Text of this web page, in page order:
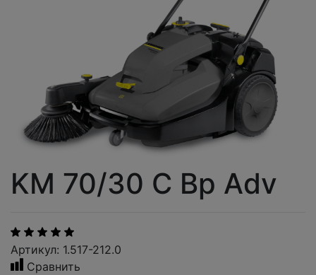
KM 70/30 C Bp Adv
Артикул: 1.517-212.0
Сравнить